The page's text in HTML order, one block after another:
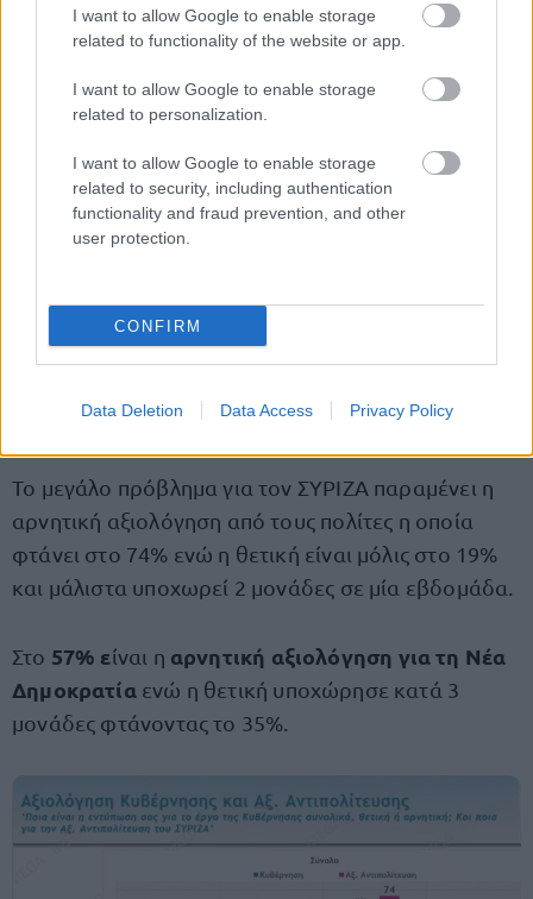
I want to allow Google to enable storage
related to functionality of the website or app.
I want to allow Google to enable storage
related to personalization.
I want to allow Google to enable storage
related to security, including authentication
functionality and fraud prevention, and other
user protection.
CONFIRM
Data Deletion Data Access Privacy Policy
Το μεγάλο πρόβλημα για τον ΣΥΡΙΖΑ παραμένει η
αρνητική αξιολόγηση από τους πολίτες η οποία
φτάνει στο 74% ενώ η θετική είναι μόλις στο 19%
και μάλιστα υποχωρεί 2 μονάδες σε μία εβδομάδα.
Στο 57% είναι η αρνητική αξιολόγηση για τη Νέα
Δημοκρατία ενώ η θετική υποχώρησε κατά 3
μονάδες φτάνοντας το 35%.